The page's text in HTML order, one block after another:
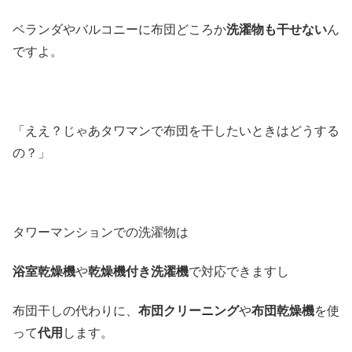
ベランダやバルコニーに布団どころか洗濯物も干せないん
ですよ。
「ええ？じゃあタワマンで布団を干したいときはどうする
の？」
タワーマンションでの洗濯物は
浴室乾燥機や乾燥機付き洗濯機で対応できますし
布団干しの代わりに、 布団クリーニングや布団乾燥機を使
って代用 します。